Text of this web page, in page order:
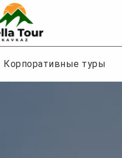
Корпоративные туры